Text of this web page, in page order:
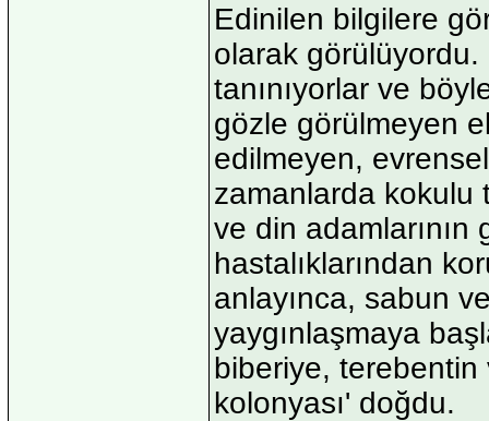
Edinilen bilgilere
olarak görülüyordu.
tanınıyorlar ve
gözle görülmeyen
edilmeyen,
zamanlarda kokulu
ve din
hastalıklarından
anlayınca, sabun
yaygınlaşmaya
biberiye,
kolonyası' doğdu.